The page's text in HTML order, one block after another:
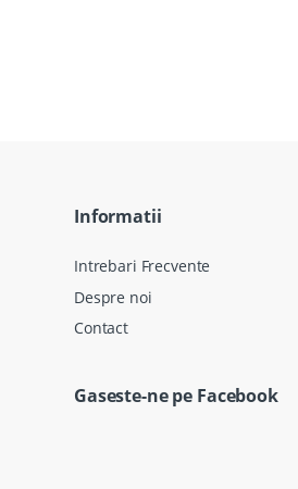
Informatii
Intrebari Frecvente
Despre noi
Contact
Gaseste-ne pe Facebook